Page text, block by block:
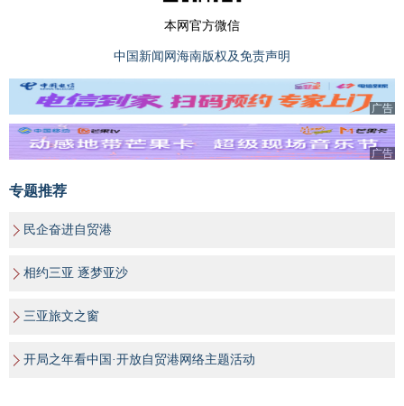
本网官方微信
中国新闻网海南版权及免责声明
广告
广告
专题推荐
民企奋进自贸港
相约三亚 逐梦亚沙
三亚旅文之窗
开局之年看中国·开放自贸港网络主题活动